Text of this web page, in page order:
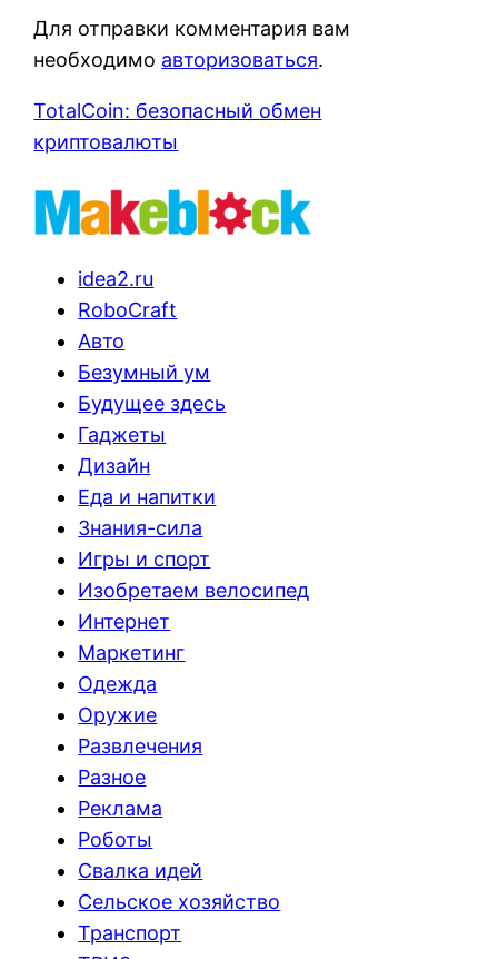
Для отправки комментария вам
необходимо авторизоваться.
TotalCoin: безопасный обмен
криптовалюты
idea2.ru
RoboCraft
Авто
Безумный ум
Будущее здесь
Гаджеты
Дизайн
Еда и напитки
Знания-сила
Игры и спорт
Изобретаем велосипед
Интернет
Маркетинг
Одежда
Оружие
Развлечения
Разное
Реклама
Роботы
Свалка идей
Сельское хозяйство
Транспорт